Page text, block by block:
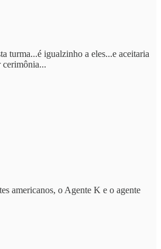
turma...é igualzinho a eles...e aceitaria
cerimônia...
americanos, o Agente K e o agente